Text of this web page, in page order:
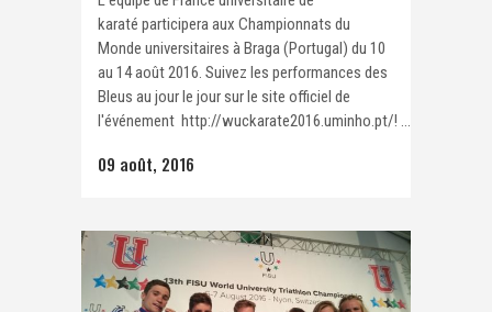
karaté participera aux Championnats du
Monde universitaires à Braga (Portugal) du 10
au 14 août 2016. Suivez les performances des
Bleus au jour le jour sur le site officiel de
l'événement http://wuckarate2016.uminho.pt/! ...
09 août, 2016